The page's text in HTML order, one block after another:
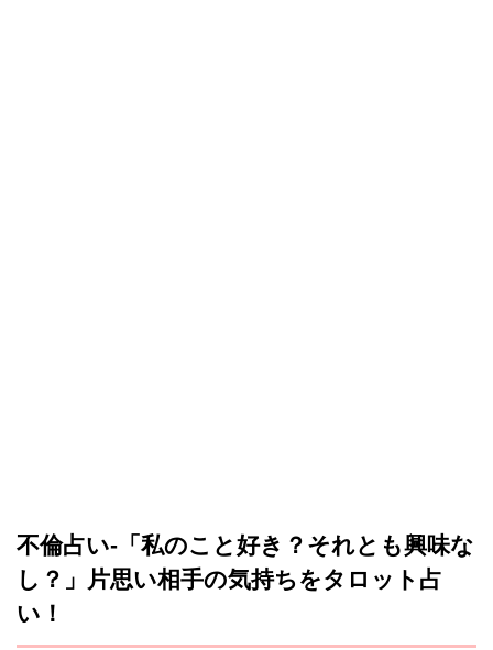
不倫占い-「私のこと好き？それとも興味な
し？」片思い相手の気持ちをタロット占
い！